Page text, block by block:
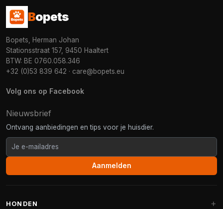
Bopets
Bopets, Herman Johan
Stationsstraat 157, 9450 Haaltert
BTW: BE 0760.058.346
+32 (0)53 839 642 · care@bopets.eu
Volg ons op Facebook
Nieuwsbrief
Ontvang aanbiedingen en tips voor je huisdier.
Aanmelden
HONDEN